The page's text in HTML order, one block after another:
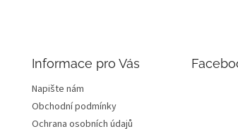
Informace pro Vás
Napište nám
Obchodní podmínky
Ochrana osobních údajů